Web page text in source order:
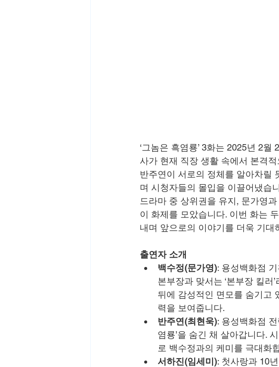
‘그놈은 흑염룡’ 3화는 2025년 2
사가 현재 직장 생활 속에서 본격
반주연이 서로의 정체를 알아차릴
며 시청자들의 몰입을 이끌어냈습
드라마 중 상위권을 유지, 문가영
이 화제를 모았습니다. 이번 화는
내며 앞으로의 이야기를 더욱 기대
출연자 소개
백수정(문가영): 용성백화점
본부장과 맞서는 ‘본부장 킬
뒤에 감성적인 면모를 숨기고
력을 보여줍니다.
반주연(최현욱): 용성백화점
염룡’을 숨긴 채 살아갑니다.
로 백수정과의 케미를 극대화
서하진(임세미): 첫사랑과 10